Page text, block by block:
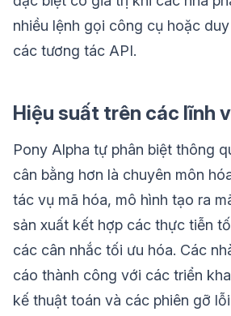
nhiều lệnh gọi công cụ hoặc
các tương tác API.
Hiệu suất trên các lĩnh
Pony Alpha tự phân biệt thông
cân bằng hơn là chuyên môn
tác vụ mã hóa, mô hình tạo ra
sản xuất kết hợp các thực tiễn
các cân nhắc tối ưu hóa. Các
cáo thành công với các triển
kế thuật toán và các phiên gỡ